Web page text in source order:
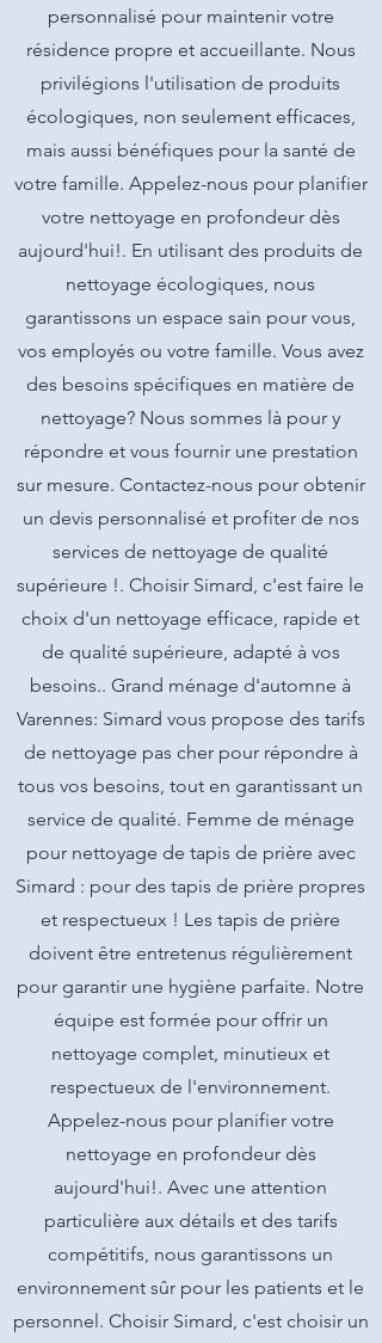
personnalisé pour maintenir votre
résidence propre et accueillante. Nous
privilégions l'utilisation de produits
écologiques, non seulement efficaces,
mais aussi bénéfiques pour la santé de
votre famille. Appelez-nous pour planifier
votre nettoyage en profondeur dès
aujourd'hui!. En utilisant des produits de
nettoyage écologiques, nous
garantissons un espace sain pour vous,
vos employés ou votre famille. Vous avez
des besoins spécifiques en matière de
nettoyage? Nous sommes là pour y
répondre et vous fournir une prestation
sur mesure. Contactez-nous pour obtenir
un devis personnalisé et profiter de nos
services de nettoyage de qualité
supérieure !. Choisir Simard, c'est faire le
choix d'un nettoyage efficace, rapide et
de qualité supérieure, adapté à vos
besoins.. Grand ménage d'automne à
Varennes: Simard vous propose des tarifs
de nettoyage pas cher pour répondre à
tous vos besoins, tout en garantissant un
service de qualité. Femme de ménage
pour nettoyage de tapis de prière avec
Simard : pour des tapis de prière propres
et respectueux ! Les tapis de prière
doivent être entretenus régulièrement
pour garantir une hygiène parfaite. Notre
équipe est formée pour offrir un
nettoyage complet, minutieux et
respectueux de l'environnement.
Appelez-nous pour planifier votre
nettoyage en profondeur dès
aujourd'hui!. Avec une attention
particulière aux détails et des tarifs
compétitifs, nous garantissons un
environnement sûr pour les patients et le
personnel. Choisir Simard, c'est choisir un